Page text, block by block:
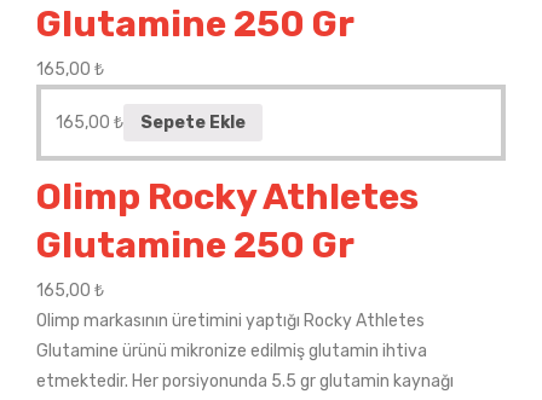
Glutamine 250 Gr
165,00 ₺
165,00 ₺ Sepete Ekle
Olimp Rocky Athletes
Glutamine 250 Gr
165,00 ₺
Olimp markasının üretimini yaptığı Rocky Athletes
Glutamine ürünü mikronize edilmiş glutamin ihtiva
etmektedir. Her porsiyonunda 5.5 gr glutamin kaynağı